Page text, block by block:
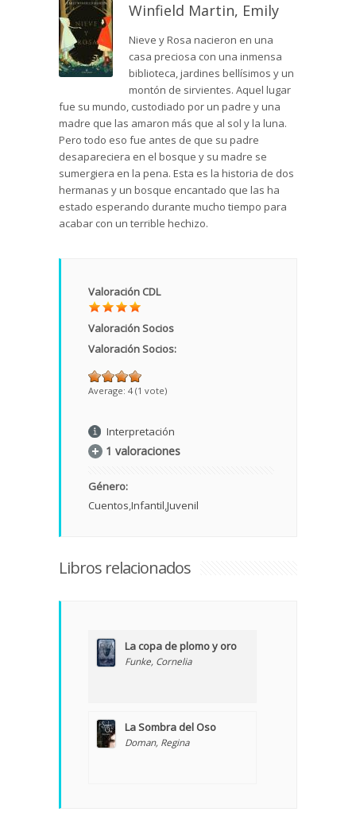
Winfield Martin, Emily
Nieve y Rosa nacieron en una
casa preciosa con una inmensa
biblioteca, jardines bellísimos y un
montón de sirvientes. Aquel lugar
fue su mundo, custodiado por un padre y una
madre que las amaron más que al sol y la luna.
Pero todo eso fue antes de que su padre
desapareciera en el bosque y su madre se
sumergiera en la pena. Esta es la historia de dos
hermanas y un bosque encantado que las ha
estado esperando durante mucho tiempo para
acabar con un terrible hechizo.
Valoración CDL
Valoración Socios
Valoración Socios:
Average: 4 (1 vote)
Interpretación
1 valoraciones
Género:
Cuentos Infantil Juvenil
Libros relacionados
La copa de plomo y oro
Funke, Cornelia
La Sombra del Oso
Doman, Regina